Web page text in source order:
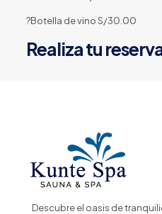
?Botella de vino S/30.00
Realiza tu
Descubre el oasis de